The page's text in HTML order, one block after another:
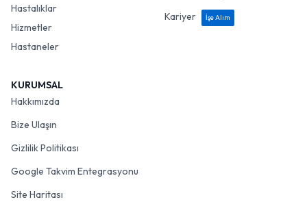
Hastalıklar
Hizmetler
Hastaneler
Kariyer
İşe Alım
KURUMSAL
Hakkımızda
Bize Ulaşın
Gizlilik Politikası
Google Takvim Entegrasyonu
Site Haritası